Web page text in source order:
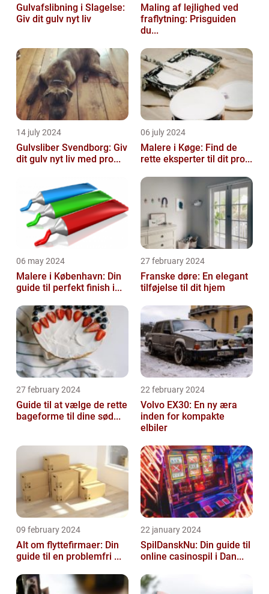
Gulvafslibning i Slagelse:
Giv dit gulv nyt liv
Maling af lejlighed ved
fraflytning: Prisguiden
du...
14 july 2024
Gulvsliber Svendborg: Giv
dit gulv nyt liv med pro...
06 july 2024
Malere i Køge: Find de
rette eksperter til dit pro...
06 may 2024
Malere i København: Din
guide til perfekt finish i...
27 february 2024
Franske døre: En elegant
tilføjelse til dit hjem
27 february 2024
Guide til at vælge de rette
bageforme til dine sød...
22 february 2024
Volvo EX30: En ny æra
inden for kompakte
elbiler
09 february 2024
Alt om flyttefirmaer: Din
guide til en problemfri ...
22 january 2024
SpilDanskNu: Din guide til
online casinospil i Dan...